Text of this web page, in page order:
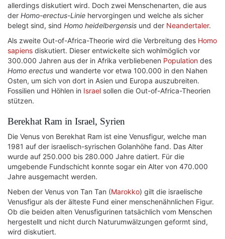
allerdings diskutiert wird. Doch zwei Menschenarten, die aus
der Homo-erectus-Linie hervorgingen und welche als sicher
belegt sind, sind Homo heidelbergensis und der Neandertaler.
Als zweite Out-of-Africa-Theorie wird die Verbreitung des Homo
sapiens diskutiert. Dieser entwickelte sich wohlmöglich vor
300.000 Jahren aus der in Afrika verbliebenen Population des
Homo erectus und wanderte vor etwa 100.000 in den Nahen
Osten, um sich von dort in Asien und Europa auszubreiten.
Fossilien und Höhlen in Israel sollen die Out-of-Africa-Theorien
stützen.
Berekhat Ram in Israel, Syrien
Die Venus von Berekhat Ram ist eine Venusfigur, welche man
1981 auf der israelisch-syrischen Golanhöhe fand. Das Alter
wurde auf 250.000 bis 280.000 Jahre datiert. Für die
umgebende Fundschicht konnte sogar ein Alter von 470.000
Jahre ausgemacht werden.
Neben der Venus von Tan Tan (Marokko) gilt die israelische
Venusfigur als der älteste Fund einer menschenähnlichen Figur.
Ob die beiden alten Venusfigurinen tatsächlich vom Menschen
hergestellt und nicht durch Naturumwälzungen geformt sind,
wird diskutiert.